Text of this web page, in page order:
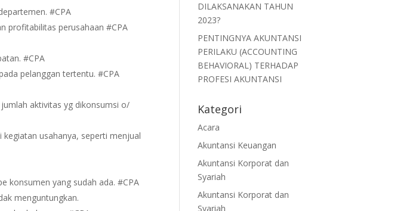
#CPA
profitabilitas perusahaan #CPA
#CPA
pelanggan tertentu. #CPA
aktivitas yg dikonsumsi o/
usahanya, seperti menjual
konsumen yang sudah ada. #CPA
menguntungkan.
DILAKSANAKAN TAHUN
2023?
PENTINGNYA AKUNTANSI
PERILAKU (ACCOUNTING
BEHAVIORAL) TERHADAP
PROFESI AKUNTANSI
Kategori
Acara
Akuntansi Keuangan
Akuntansi Korporat dan
Syariah
Akuntansi Korporat dan
Syariah